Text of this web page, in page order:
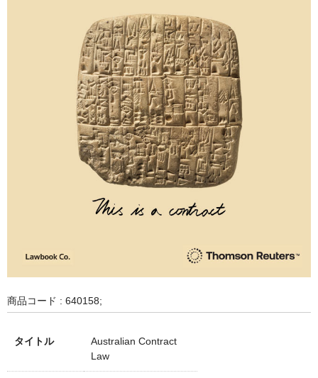
商品コード : 640158;
タイトル
Australian Contract
Law